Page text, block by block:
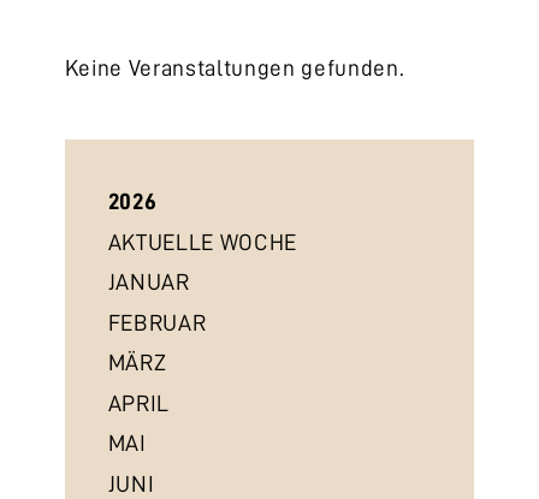
Keine Veranstaltungen gefunden.
2026
AKTUELLE WOCHE
JANUAR
FEBRUAR
MÄRZ
APRIL
MAI
JUNI